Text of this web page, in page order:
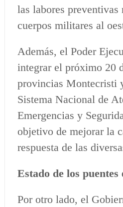
las labores preventivas
cuerpos militares al
Además, el Poder
integrar el próximo 20
provincias Montecristi
Sistema Nacional de
Emergencias y
objetivo de mejorar la
respuesta de las
Estado de los
Por otro lado, el